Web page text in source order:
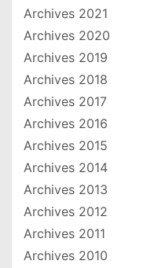
Archives 2021
Archives 2020
Archives 2019
Archives 2018
Archives 2017
Archives 2016
Archives 2015
Archives 2014
Archives 2013
Archives 2012
Archives 2011
Archives 2010